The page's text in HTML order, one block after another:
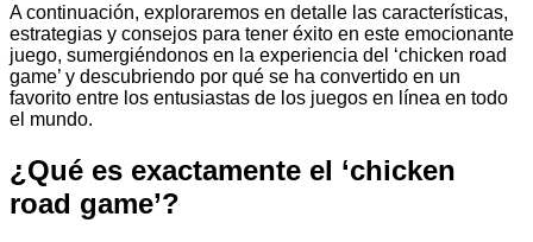
A continuación, exploraremos en detalle las características,
estrategias y consejos para tener éxito en este emocionante
juego, sumergiéndonos en la experiencia del ‘chicken road
game’ y descubriendo por qué se ha convertido en un
favorito entre los entusiastas de los juegos en línea en todo
el mundo.
¿Qué es exactamente el ‘chicken
road game’?